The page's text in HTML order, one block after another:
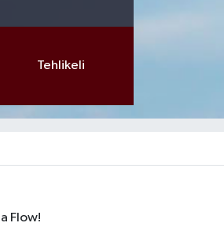
Tehlikeli
Flow!